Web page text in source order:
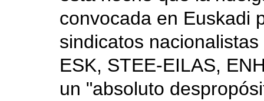
convocada en Euskadi
sindicatos
ESK, STEE-EILAS,
un "absoluto